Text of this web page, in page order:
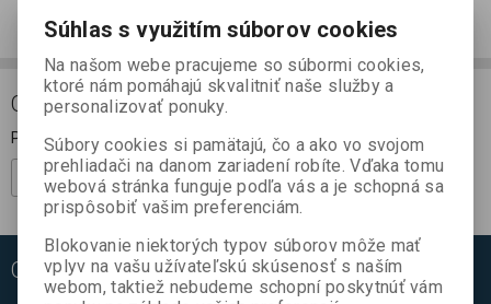
Nemáte zatial účet?Nová registrácia
ODBER NOVINIEK
Prihláste sa k odberu noviniek
Registrovať
ODKAZY
Súhlas s využitím súborov cookies
Na našom webe pracujeme so súbormi cookies,
ktoré nám pomáhajú skvalitniť naše služby a
personalizovať ponuky.
Súbory cookies si pamätajú, čo a ako vo svojom
prehliadači na danom zariadení robíte. Vďaka tomu
webová stránka funguje podľa vás a je schopná sa
prispôsobiť vašim preferenciám.
Blokovanie niektorých typov súborov môže mať
vplyv na vašu užívateľskú skúsenosť s naším
webom, taktiež nebudeme schopní poskytnúť vám